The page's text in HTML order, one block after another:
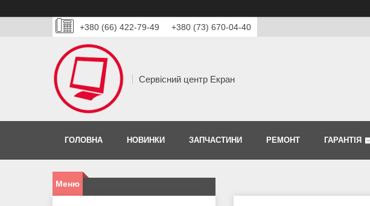
+380 (66) 422-79-49 +380 (73) 670-04-40
Сервісний центр Екран
ГОЛОВНА НОВИНКИ ЗАПЧАСТИНИ РЕМОНТ ГАРАНТІЯ